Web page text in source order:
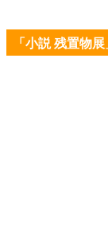
「小説 残置物